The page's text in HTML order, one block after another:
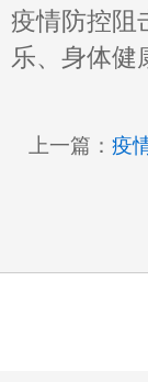
疫情防控阻
乐、身体健
上一篇： 疫